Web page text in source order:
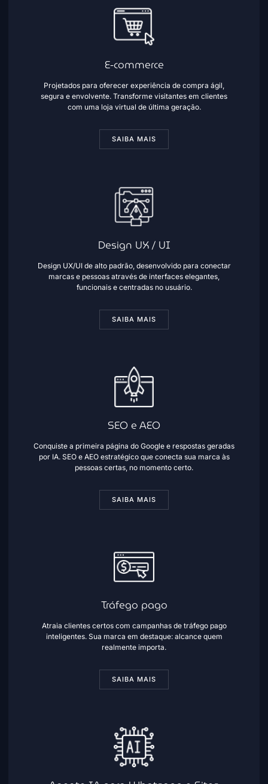
E-commerce
Projetados para oferecer experiência de compra ágil,
segura e envolvente. Transforme visitantes em clientes
com uma loja virtual de última geração.
SAIBA MAIS
Design UX / UI
Design UX/UI de alto padrão, desenvolvido para conectar
marcas e pessoas através de interfaces elegantes,
funcionais e centradas no usuário.
SAIBA MAIS
SEO e AEO
Conquiste a primeira página do Google e respostas geradas
por IA. SEO e AEO estratégico que conecta sua marca às
pessoas certas, no momento certo.
SAIBA MAIS
Tráfego pago
Atraia clientes certos com campanhas de tráfego pago
inteligentes. Sua marca em destaque: alcance quem
realmente importa.
SAIBA MAIS